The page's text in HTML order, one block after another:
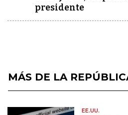
presidente
MÁS DE LA
EE.UU.